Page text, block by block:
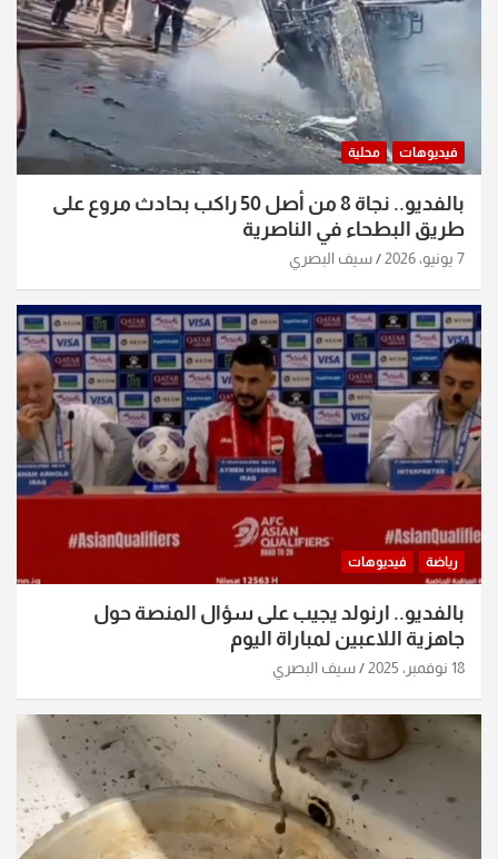
فيديوهات محلية
بالفديو.. نجاة 8 من أصل 50 راكب بحادث مروع على
طريق البطحاء في الناصرية
7 يونيو، 2026 سيف البصري
رياضة فيديوهات
بالفديو.. ارنولد يجيب على سؤال المنصة حول
جاهزية اللاعبين لمباراة اليوم
18 نوفمبر، 2025 سيف البصري